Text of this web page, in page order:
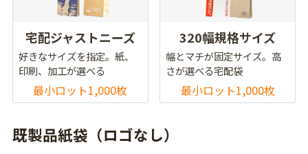
宅配ジャストニーズ
好きなサイズを指定。紙、
印刷、加工が選べる
最小ロット1,000枚
320幅規格サイズ
幅とマチが固定サイズ。高
さが選べる宅配袋
最小ロット1,000枚
既製品紙袋（ロゴなし）